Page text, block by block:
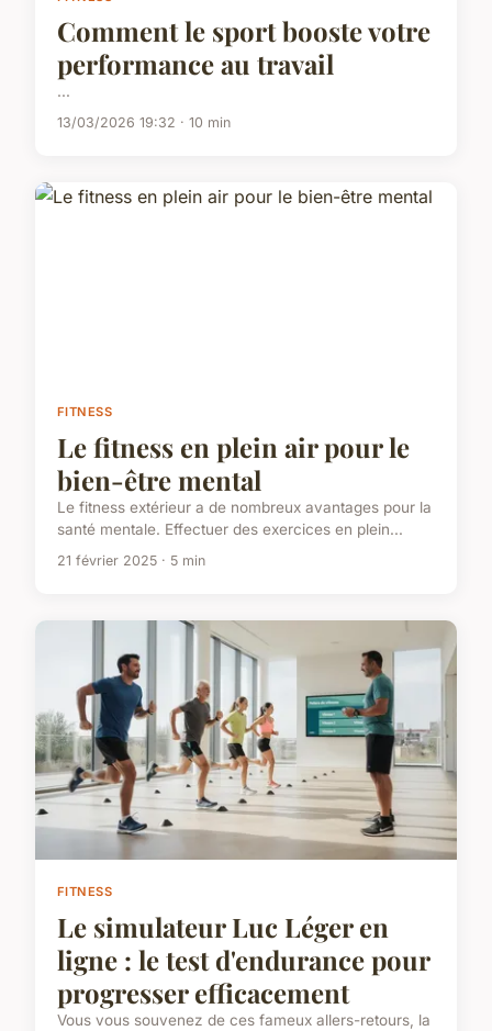
Comment le sport booste votre
performance au travail
...
13/03/2026 19:32 · 10 min
FITNESS
Le fitness en plein air pour le
bien-être mental
Le fitness extérieur a de nombreux avantages pour la
santé mentale. Effectuer des exercices en plein...
21 février 2025 · 5 min
FITNESS
Le simulateur Luc Léger en
ligne : le test d'endurance pour
progresser efficacement
Vous vous souvenez de ces fameux allers-retours, la